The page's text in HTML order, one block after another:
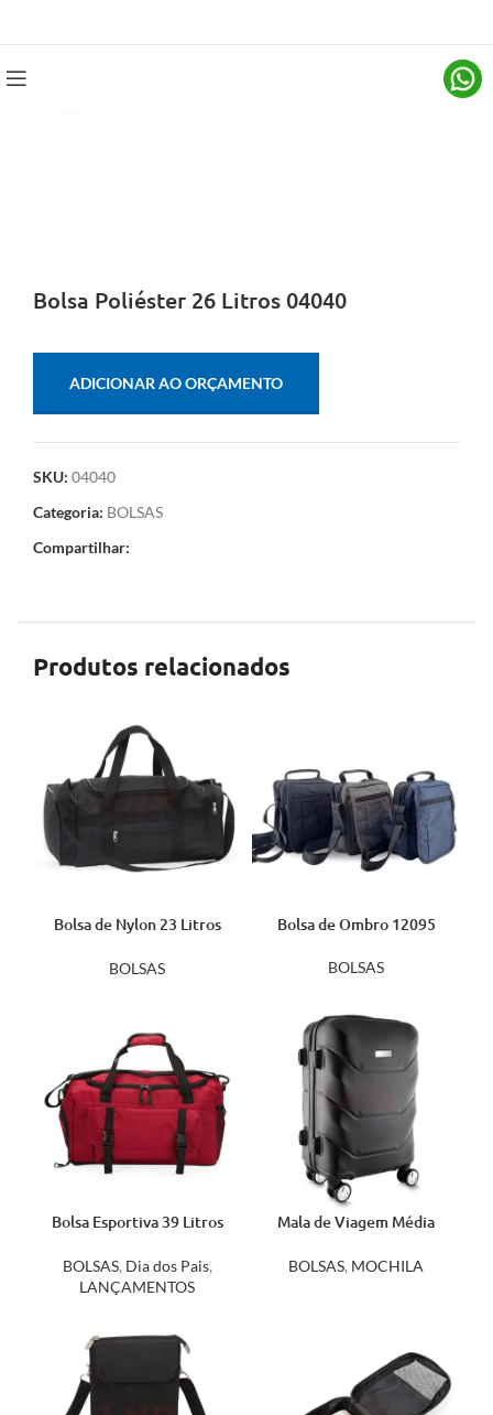
Bolsa Poliéster 26 Litros 04040
ADICIONAR AO ORÇAMENTO
SKU: 04040
Categoria: BOLSAS
Compartilhar:
Produtos relacionados
Bolsa de Nylon 23 Litros
BOLSAS
Bolsa de Ombro 12095
BOLSAS
Bolsa Esportiva 39 Litros
BOLSAS, Dia dos Pais,
LANÇAMENTOS
Mala de Viagem Média
BOLSAS, MOCHILA